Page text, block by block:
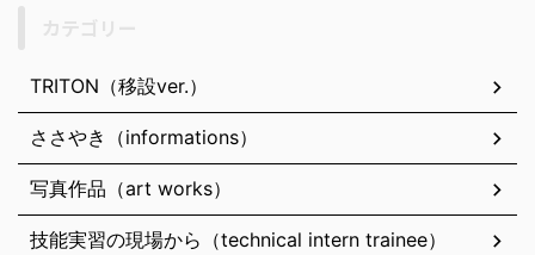
TRITON（移設ver.）
ささやき（informations）
写真作品（art works）
技能実習の現場から（technical intern trainee）